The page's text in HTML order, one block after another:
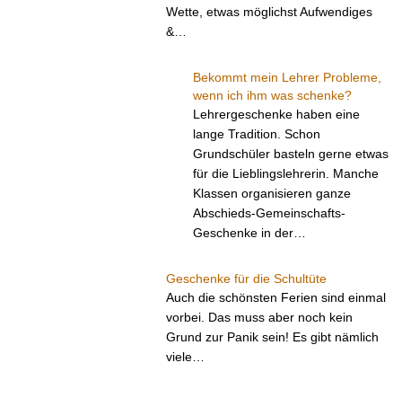
Wette, etwas möglichst Aufwendiges
&…
Bekommt mein Lehrer Probleme,
wenn ich ihm was schenke?
Lehrergeschenke haben eine
lange Tradition. Schon
Grundschüler basteln gerne etwas
für die Lieblingslehrerin. Manche
Klassen organisieren ganze
Abschieds-Gemeinschafts-
Geschenke in der…
Geschenke für die Schultüte
Auch die schönsten Ferien sind einmal
vorbei. Das muss aber noch kein
Grund zur Panik sein! Es gibt nämlich
viele…